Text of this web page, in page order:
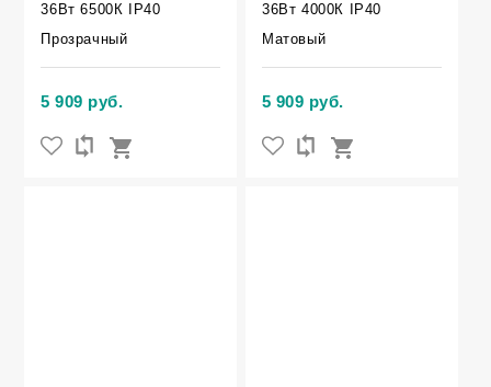
36Вт 6500К IP40
Прозрачный
5 909 руб.
36Вт 4000К IP40
Матовый
5 909 руб.